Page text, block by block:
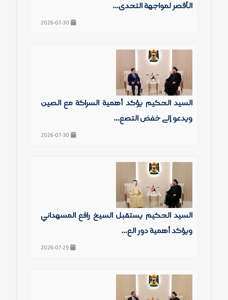
الأقصر لمواجهة التحدي...
السيد الحكيم يؤكد أهمية الشراكة مع الصين
ويدعو إلى خفض التصع...
السيد الحكيم يستقبل الشيخ رافع المشهداني
ويؤكد أهمية دور الع...
2026-07-29